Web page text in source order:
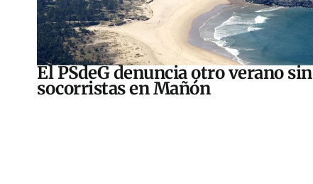
El PSdeG denuncia otro verano sin
socorristas en Mañón